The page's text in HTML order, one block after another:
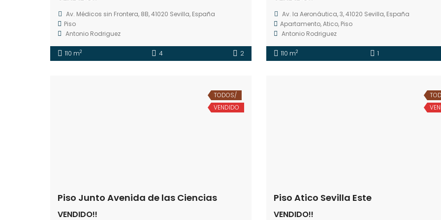
Av. Médicos sin Frontera, 8B, 41020 Sevilla, España
Piso
Antonio Rodriguez
110 m2 4 2
Av. la Aeronáutica, 3, 41020 Sevilla, España
Apartamento,Atico, Piso
Antonio Rodriguez
110 m2 1
TODOS/
VENDIDO
Piso Junto Avenida de las Ciencias
VENDIDO!!
Piso Atico Sevilla Este
VENDIDO!!